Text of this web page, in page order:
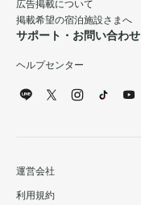
広告掲載について
掲載希望の宿泊施設さまへ
サポート・お問い合わせ
ヘルプセンター
運営会社
利用規約